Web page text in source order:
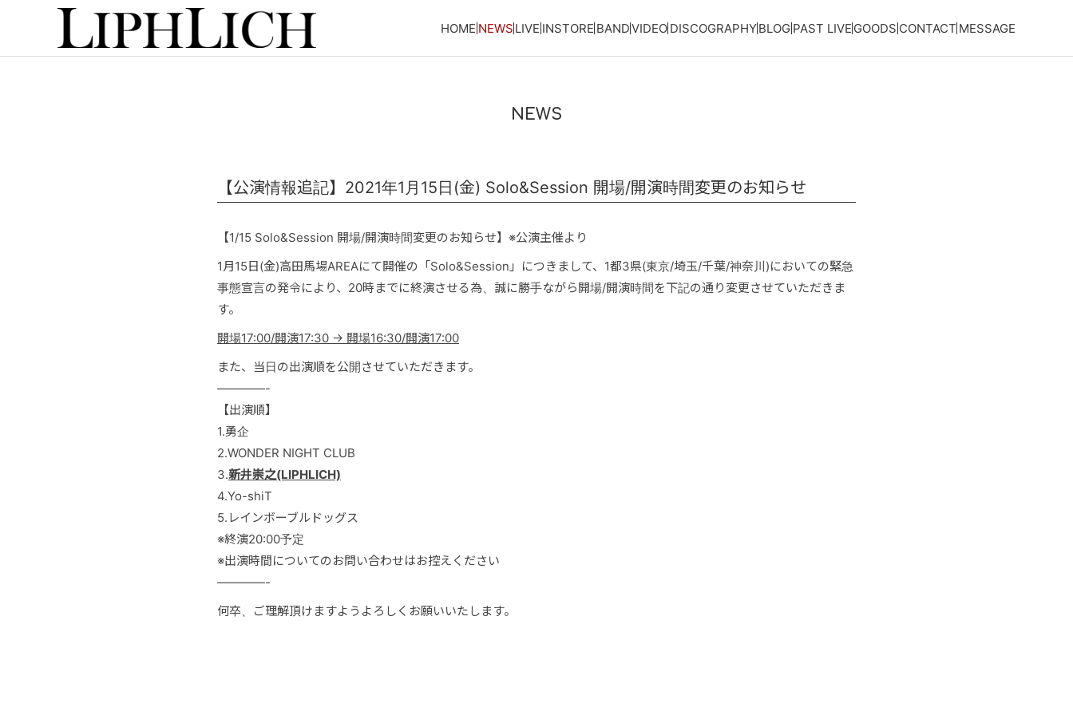
HOME NEWS LIVE INSTORE BANDVIDEO DISCOGRAPHYBLOG PAST LIVE GOODS CONTACT MESSAGE
NEWS
【公演情報追記】2021年1月15日(金) Solo&Session 開場/開演時間変更のお知らせ
【1/15 Solo&Session 開場/開演時間変更のお知らせ】※公演主催より
1月15日(金)高田馬場AREAにて開催の「Solo&Session」につきまして、1都3県(東京/埼玉/千葉/神奈川)においての緊急
事態宣言の発令により、20時までに終演させる為、誠に勝手ながら開場/開演時間を下記の通り変更させていただきま
す。
開場17:00/開演17:30 → 開場16:30/開演17:00
また、当日の出演順を公開させていただきます。
————-
【出演順】
1.勇企
2.WONDER NIGHT CLUB
3.新井崇之(LIPHLICH)
4.Yo-shiT
5.レインボーブルドッグス
※終演20:00予定
※出演時間についてのお問い合わせはお控えください
————-
何卒、ご理解頂けますようよろしくお願いいたします。